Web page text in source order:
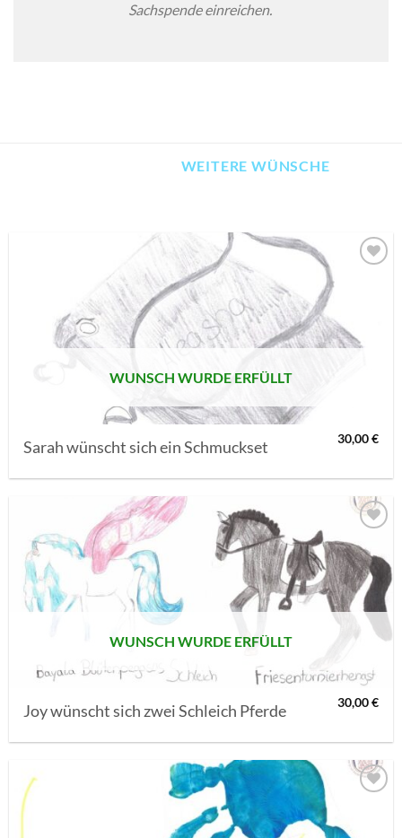
Sachspende einreichen.
WEITERE WÜNSCHE
AUF MEINE
MERKLISTE
SETZEN
WUNSCH WURDE ERFÜLLT
Sarah wünscht sich ein Schmuckset 30,00€
AUF MEINE
MERKLISTE
SETZEN
WUNSCH WURDE ERFÜLLT
Joy wünscht sich zwei Schleich Pferde 30,00€
AUF MEINE
MERKLISTE